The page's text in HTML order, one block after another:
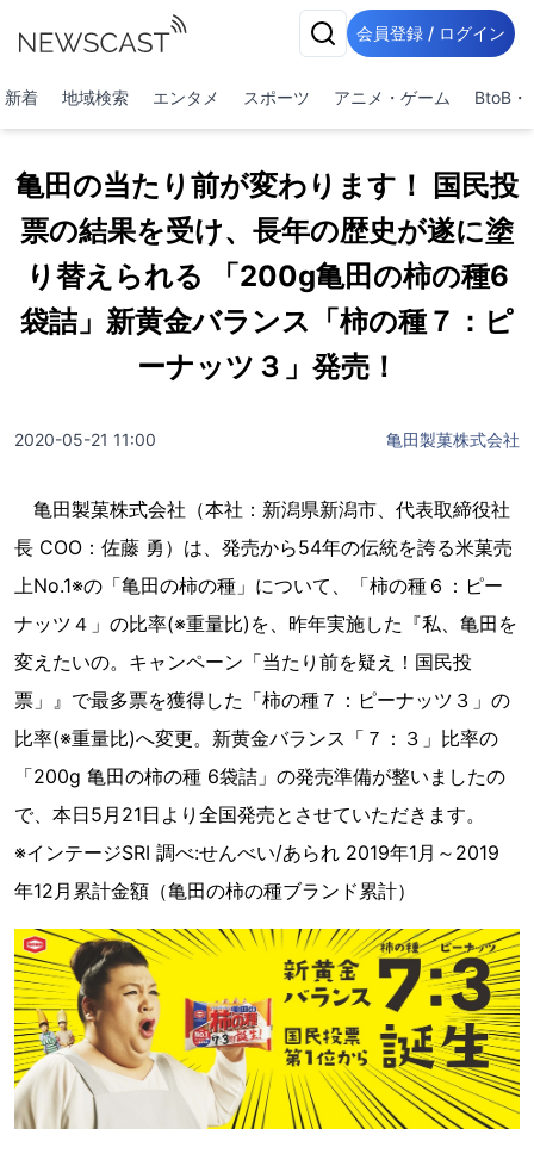
会員登録 / ログイン
新着 地域検索 エンタメ スポーツ アニメ・ゲーム BtoB・
亀田の当たり前が変わります！ 国民投
票の結果を受け、長年の歴史が遂に塗
り替えられる 「200g亀田の柿の種6
袋詰」新黄金バランス「柿の種７：ピ
ーナッツ３」発売！
2020-05-21 11:00 亀田製菓株式会社
亀田製菓株式会社（本社：新潟県新潟市、代表取締役社
長 COO：佐藤 勇）は、発売から54年の伝統を誇る米菓売
上No.1※の「亀田の柿の種」について、「柿の種６：ピー
ナッツ４」の比率(※重量比)を、昨年実施した『私、亀田を
変えたいの。キャンペーン「当たり前を疑え！国民投
票」』で最多票を獲得した「柿の種７：ピーナッツ３」の
比率(※重量比)へ変更。新黄金バランス「７：３」比率の
「200g 亀田の柿の種 6袋詰」の発売準備が整いましたの
で、本日5月21日より全国発売とさせていただきます。
※インテージSRI 調べ:せんべい/あられ 2019年1月～2019
年12月累計金額（亀田の柿の種ブランド累計）